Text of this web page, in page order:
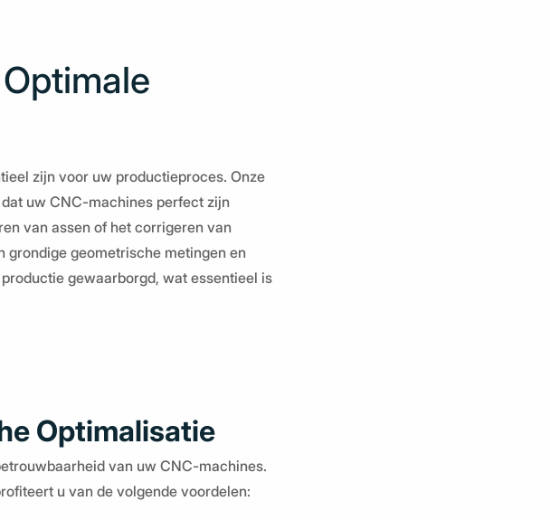
zijn voor uw productieproces. Onze
uw CNC-machines perfect zijn
van assen of het corrigeren van
geometrische metingen en
gewaarborgd, wat essentieel is
Optimalisatie
van uw CNC-machines.
u van de volgende voordelen: